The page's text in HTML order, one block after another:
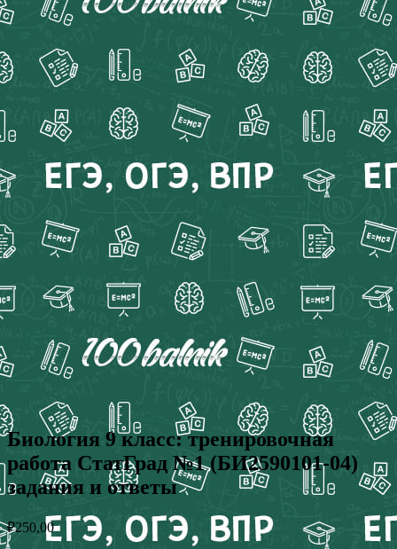
Биология 9 класс: тренировочная
работа СтатГрад №1 (БИ2590101-04)
задания и ответы
₽250,00